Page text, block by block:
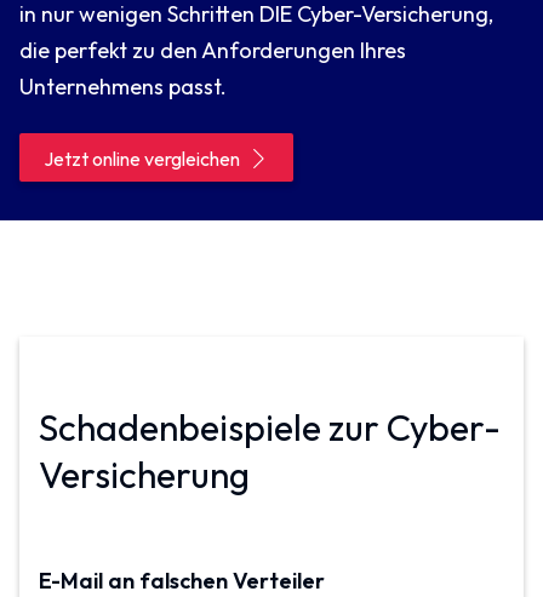
in nur wenigen Schritten DIE Cyber-Versicherung,
die perfekt zu den Anforderungen Ihres
Unternehmens passt.
Jetzt online vergleichen
Schadenbeispiele zur Cyber-
Versicherung
E-Mail an falschen Verteiler